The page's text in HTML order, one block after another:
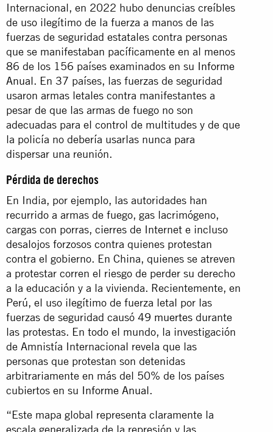
Internacional, en 2022 hubo denuncias creíbles
de uso ilegítimo de la fuerza a manos de las
fuerzas de seguridad estatales contra personas
que se manifestaban pacíficamente en al menos
86 de los 156 países examinados en su Informe
Anual. En 37 países, las fuerzas de seguridad
usaron armas letales contra manifestantes a
pesar de que las armas de fuego no son
adecuadas para el control de multitudes y de que
la policía no debería usarlas nunca para
dispersar una reunión.
Pérdida de derechos
En India, por ejemplo, las autoridades han
recurrido a armas de fuego, gas lacrimógeno,
cargas con porras, cierres de Internet e incluso
desalojos forzosos contra quienes protestan
contra el gobierno. En China, quienes se atreven
a protestar corren el riesgo de perder su derecho
a la educación y a la vivienda. Recientemente, en
Perú, el uso ilegítimo de fuerza letal por las
fuerzas de seguridad causó 49 muertes durante
las protestas. En todo el mundo, la investigación
de Amnistía Internacional revela que las
personas que protestan son detenidas
arbitrariamente en más del 50% de los países
cubiertos en su Informe Anual.
“Este mapa global representa claramente la
escala generalizada de la represión y las